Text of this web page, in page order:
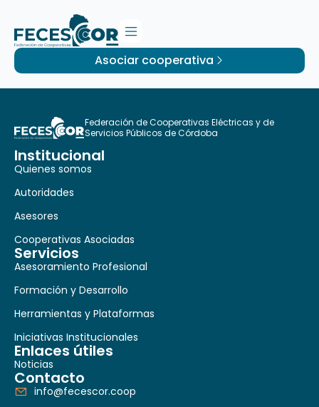
Asociar cooperativa
Federación de Cooperativas Eléctricas y de
Servicios Públicos de Córdoba
Institucional
Quienes somos
Autoridades
Asesores
Cooperativas Asociadas
Servicios
Asesoramiento Profesional
Formación y Desarrollo
Herramientas y Plataformas
Iniciativas Institucionales
Enlaces útiles
Noticias
Contacto
info@fecescor.coop